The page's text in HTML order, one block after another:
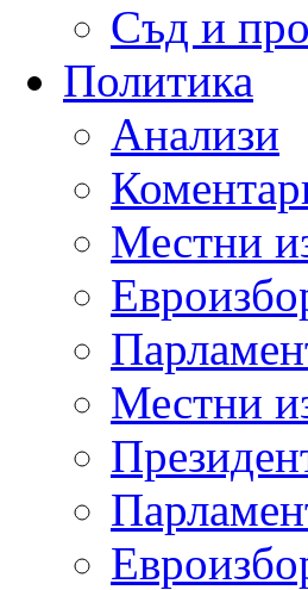
Съд и
Политика
Анализи
Местни
Местни